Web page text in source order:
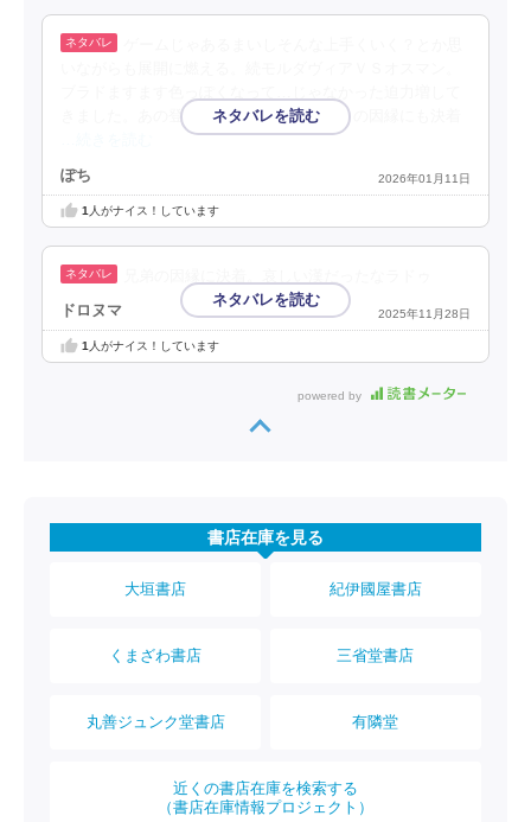
きました。あの登場は惚れる。弟ラドゥとの因縁にも決着
ぽち 2026年01月11日
1 人がナイス！しています
ドロヌマ 2025年11月28日
1 人がナイス！しています
powered by
書店在庫を見る
大垣書店 紀伊國屋書店
くまざわ書店 三省堂書店
丸善ジュンク堂書店 有隣堂
近くの書店在庫を検索する
（書店在庫情報プロジェクト）